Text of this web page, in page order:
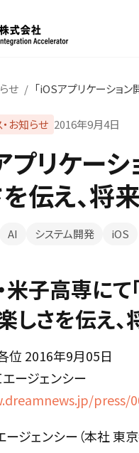
せ / 「iOSアプリケーショ
お知らせ 2016年9月4日
プリケー
伝え、将
AI システム開発 iOS
米子高専にて
しさを伝え
位 2016年9月05日
ージェンシー
press/
ジェンシー（本社 東